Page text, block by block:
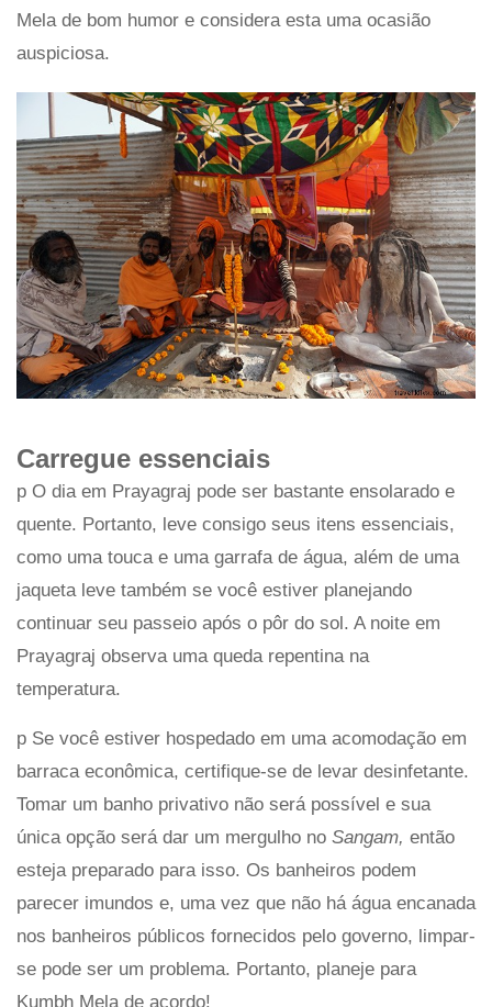
Mela de bom humor e considera esta uma ocasião
auspiciosa.
Carregue essenciais
p O dia em Prayagraj pode ser bastante ensolarado e
quente. Portanto, leve consigo seus itens essenciais,
como uma touca e uma garrafa de água, além de uma
jaqueta leve também se você estiver planejando
continuar seu passeio após o pôr do sol. A noite em
Prayagraj observa uma queda repentina na
temperatura.
p Se você estiver hospedado em uma acomodação em
barraca econômica, certifique-se de levar desinfetante.
Tomar um banho privativo não será possível e sua
única opção será dar um mergulho no Sangam, então
esteja preparado para isso. Os banheiros podem
parecer imundos e, uma vez que não há água encanada
nos banheiros públicos fornecidos pelo governo, limpar-
se pode ser um problema. Portanto, planeje para
Kumbh Mela de acordo!